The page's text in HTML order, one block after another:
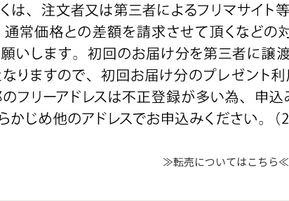
≫転売についてはこちら≪